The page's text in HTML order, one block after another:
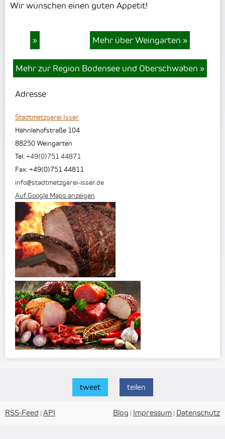
Wir wünschen einen guten Appetit!
» Mehr über Weingarten »
Mehr zur Region Bodensee und Oberschwaben »
Adresse
Stadtmetzgerei Isser
Hähnlehofstraße 104
88250Weingarten
Tel: +49(0)751 44871
Fax: +49(0)751 44811
info@stadtmetzgerei-isser.de
Auf Google Maps anzeigen
tweet teilen
RSS-Feed | API Blog | Impressum | Datenschutz